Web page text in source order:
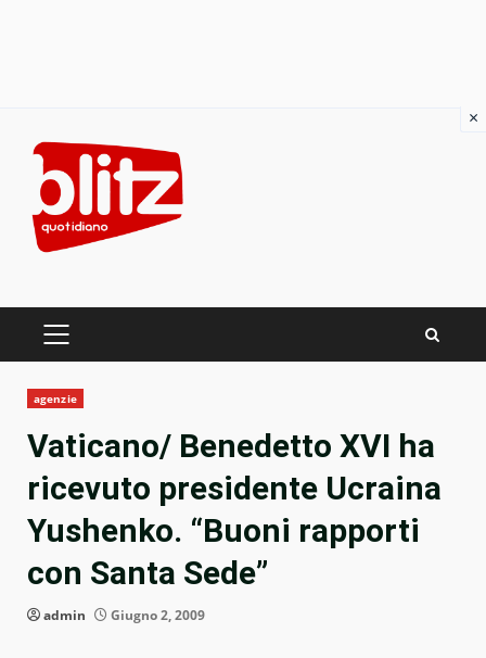
content
PRIMARY
agenzie
Vaticano/ Benedetto XVI ha
ricevuto presidente Ucraina
Yushenko. “Buoni rapporti
con Santa Sede”
admin Giugno 2, 2009
×